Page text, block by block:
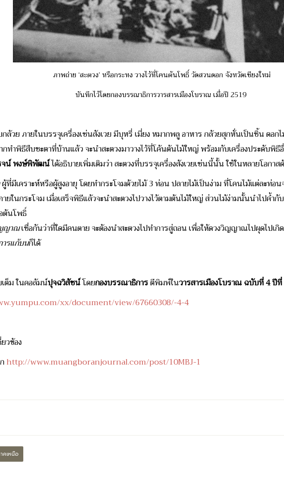
ภาพถ่าย ‘สะตวง’ หรือกระทง วางไว้ที่โคนต้นโพธิ์ วัดสวนดอก จังหวัดเชียงใหม่
บันทึกไว้โดยกองบรรณาธิการวารสารเมืองโบราณ เมื่อปี 2519
กล้วย ภายในบรรจุเครื่องเซ่นสังเวย มีบุหรี่ เมี่ยง หมากพลู อาหาร กล้วยสุกหั่นเป็นชิ้น ดอ
ทำพิธีสืบชะตาที่บ้านแล้ว จะนำสะตวงมาวางไว้ที่โค้นต้นไม้ใหญ่ พร้อมกับเครื่องประดับพิธี
จน์ พงษ์พิพัฒน์ได้อธิบายเพิ่มเติมว่า สะตวงที่บรรจุเครื่องสังเวยเช่นนี้นั้น ใช้ในหลายโอกาส
ผู้ที่มีเคราะห์หรือผู้สูงอายุ โดยทำกระโจมด้วยไม้ 3 ท่อน ปลายไม้เป็นง่าม ที่โคนไม้แต่ละท่อน
ายในกระโจม เมื่อเสร็จพิธีแล้วจะนำสะตวงไปวางไว้ตามต้นไม้ใหญ่ ส่วนไม้ง่ามนั้นนำไปค้ำ
ต้นโพธิ์
ญาณเชื่อกันว่าที่ใดมีคนตาย จะต้องนำสะตวงไปทำการสู่ถอน เพื่อให้ดวงวิญญาณไปผุดไปเกิด
ารแก้บนก็ได้
ต็ม ในคอลัมน์ปุจฉวิสัชน์โดยกองบรรณาธิการตีพิมพ์ในวารสารเมืองโบราณ ฉบับที่ 4 ปี
xx/document/view/67660308/-4-4
วข้อง
http://www.muangboranjournal.com/post/10MBJ-1
คเหนือ